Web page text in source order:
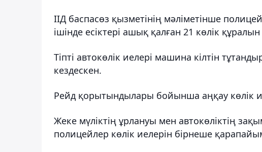
ІІД баспасөз қызметінің мәліметінше
ішінде есіктері ашық қалған 21 көлік
Тіпті автокөлік иелері машина кілтін
кездескен.
Рейд қорытындылары бойынша аңқау көлік
Жеке мүліктің ұрлануы мен автокөліктің
полицейлер көлік иелерін бірнеше